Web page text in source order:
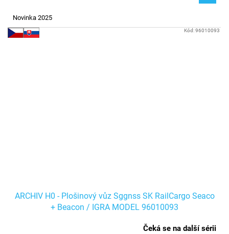
Novinka 2025
ARCHIV H0 - Plošinový vůz Sggnss SK RailCargo Seaco
+ Beacon / IGRA MODEL 96010093
Čeká se na další sérii
Kód:96010093